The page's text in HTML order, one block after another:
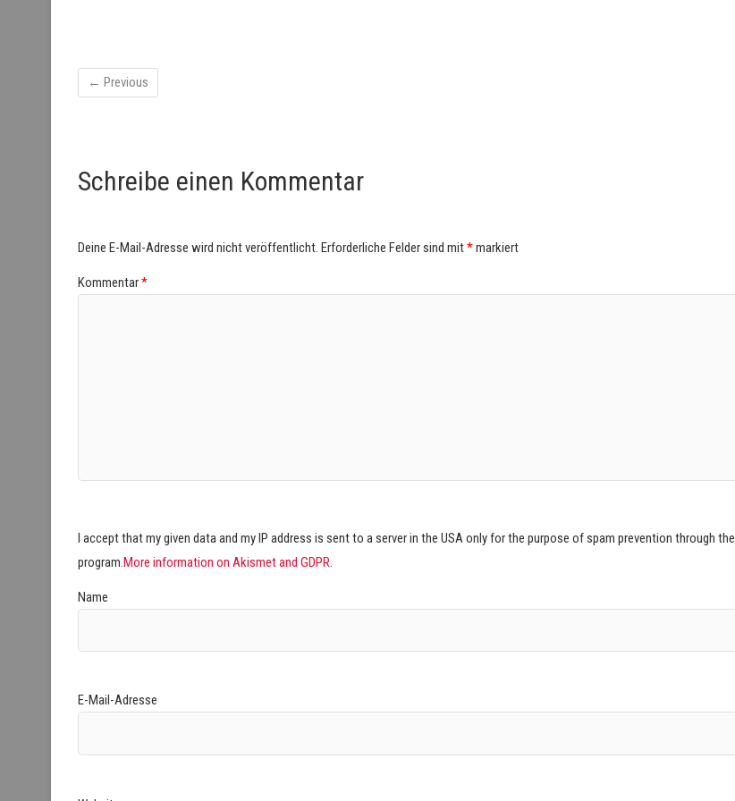
← Previous
Schreibe einen Kommentar
Deine E-Mail-Adresse wird nicht veröffentlicht. Erforderliche Felder sind mit*markiert
Kommentar*
I accept that my given data and my IP address is sent to a server in the USA only for the purpose of spam prevention through the
program.More information on Akismet and GDPR.
Name
E-Mail-Adresse